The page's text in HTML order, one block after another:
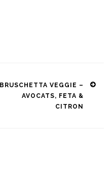
BRUSCHETTA VEGGIE –
AVOCATS, FETA &
CITRON